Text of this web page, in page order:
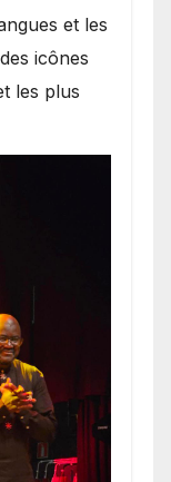
et les
icônes
les plus